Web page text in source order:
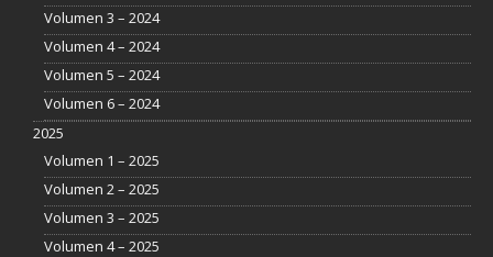
Volumen 3 – 2024
Volumen 4 – 2024
Volumen 5 – 2024
Volumen 6 – 2024
2025
Volumen 1 – 2025
Volumen 2 – 2025
Volumen 3 – 2025
Volumen 4 – 2025